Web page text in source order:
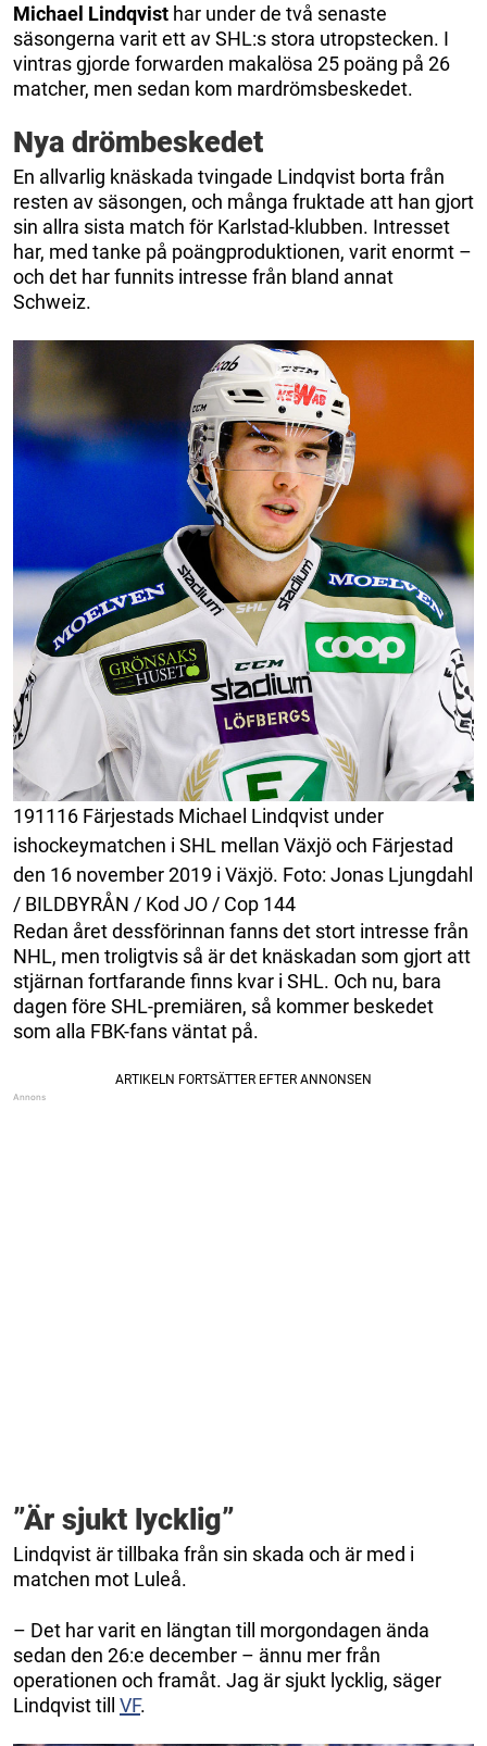
Michael Lindqvist har under de två senaste
säsongerna varit ett av SHL:s stora utropstecken. I
vintras gjorde forwarden makalösa 25 poäng på 26
matcher, men sedan kom mardrömsbeskedet.
Nya drömbeskedet
En allvarlig knäskada tvingade Lindqvist borta från
resten av säsongen, och många fruktade att han gjort
sin allra sista match för Karlstad-klubben. Intresset
har, med tanke på poängproduktionen, varit enormt –
och det har funnits intresse från bland annat
Schweiz.
191116 Färjestads Michael Lindqvist under
ishockeymatchen i SHL mellan Växjö och Färjestad
den 16 november 2019 i Växjö. Foto: Jonas Ljungdahl
/ BILDBYRÅN / Kod JO / Cop 144
Redan året dessförinnan fanns det stort intresse från
NHL, men troligtvis så är det knäskadan som gjort att
stjärnan fortfarande finns kvar i SHL. Och nu, bara
dagen före SHL-premiären, så kommer beskedet
som alla FBK-fans väntat på.
”Är sjukt lycklig”
Lindqvist är tillbaka från sin skada och är med i
matchen mot Luleå.
– Det har varit en längtan till morgondagen ända
sedan den 26:e december – ännu mer från
operationen och framåt. Jag är sjukt lycklig, säger
Lindqvist till VF.